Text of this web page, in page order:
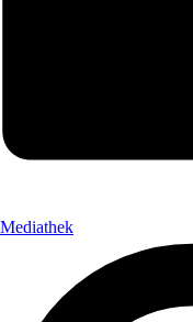
Mediathek